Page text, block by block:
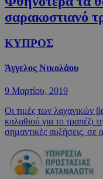
σαρακοστιανό
ΚΥΠΡΟΣ
Άγγελος Νικολάου
9 Μαρτίου, 2019
Οι τιμές των λαχανικών
καλαθιού για το τραπέζι
σημαντικές αυξήσεις, σε